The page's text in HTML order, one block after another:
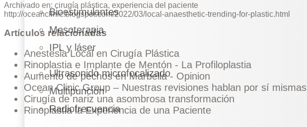
Bioestimulantes
Mesoterapia
IPL y láser
Ultrasonido microfocalizado
Multipunción
Radiofrecuencia
Archivado en: cirugía plástica, experiencia del paciente
http://oceanclinic.blogspot.com/2022/03/local-anaesthetic-trending-for-plastic.html
Artículos relacionadas
Anestesia Local en Cirugía Plástica
Rinoplastia e Implante de Mentón - La Profiloplastia
Aumento de pechos en Marbella - Opinion
Ocean Clinic Group – Nuestras revisiones hablan por sí mismas
Cirugía de nariz una asombrosa transformación
Rinoplastia la Experiencia de una Paciente